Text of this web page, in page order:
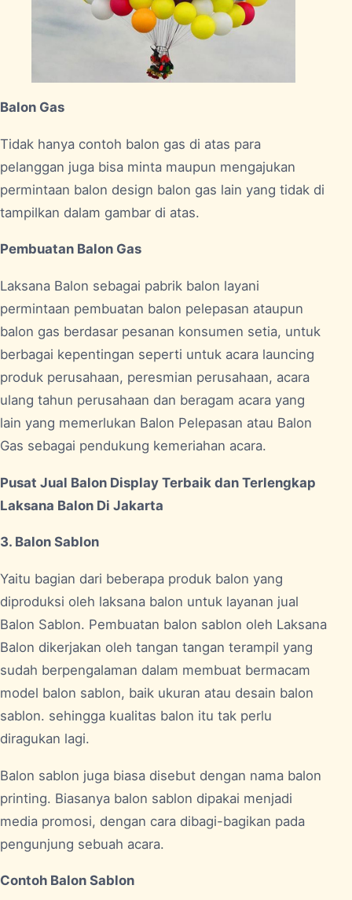
Balon Gas
Tidak hanya contoh balon gas di atas para
pelanggan juga bisa minta maupun mengajukan
permintaan balon design balon gas lain yang tidak di
tampilkan dalam gambar di atas.
Pembuatan Balon Gas
Laksana Balon sebagai pabrik balon layani
permintaan pembuatan balon pelepasan ataupun
balon gas berdasar pesanan konsumen setia, untuk
berbagai kepentingan seperti untuk acara launcing
produk perusahaan, peresmian perusahaan, acara
ulang tahun perusahaan dan beragam acara yang
lain yang memerlukan Balon Pelepasan atau Balon
Gas sebagai pendukung kemeriahan acara.
Pusat Jual Balon Display Terbaik dan Terlengkap
Laksana Balon Di Jakarta
3. Balon Sablon
Yaitu bagian dari beberapa produk balon yang
diproduksi oleh laksana balon untuk layanan jual
Balon Sablon. Pembuatan balon sablon oleh Laksana
Balon dikerjakan oleh tangan tangan terampil yang
sudah berpengalaman dalam membuat bermacam
model balon sablon, baik ukuran atau desain balon
sablon. sehingga kualitas balon itu tak perlu
diragukan lagi.
Balon sablon juga biasa disebut dengan nama balon
printing. Biasanya balon sablon dipakai menjadi
media promosi, dengan cara dibagi-bagikan pada
pengunjung sebuah acara.
Contoh Balon Sablon